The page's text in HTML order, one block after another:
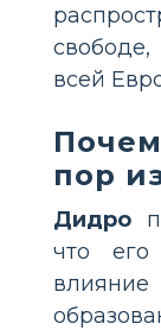
всей
пор
Дидро
что его